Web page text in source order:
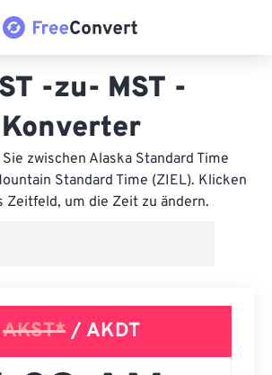
-zu- MST -
Konverter
zwischen Alaska Standard Time
Standard Time (ZIEL). Klicken
Zeitfeld, um die Zeit zu ändern.
AKST*/ AKDT